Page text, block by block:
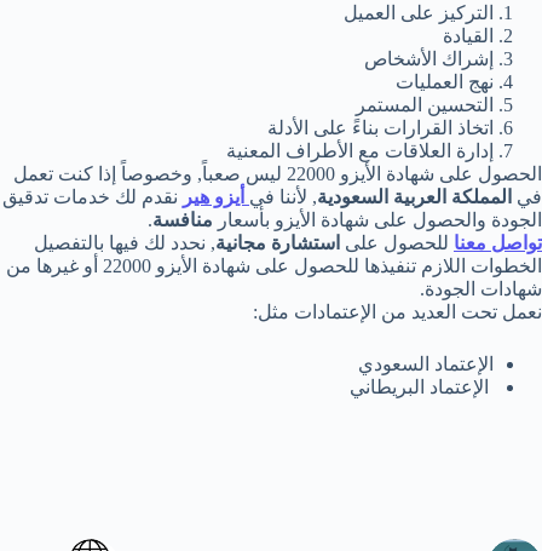
التركيز على العميل
القيادة
إشراك الأشخاص
نهج العمليات
التحسين المستمر
اتخاذ القرارات بناءً على الأدلة
إدارة العلاقات مع الأطراف المعنية
الحصول على شهادة الأيزو 22000 ليس صعباً, وخصوصاً إذا كنت تعمل
في المملكة العربية السعودية, لأننا في أيزو هير نقدم لك خدمات تدقيق
الجودة والحصول على شهادة الأيزو بأسعار منافسة.
تواصل معنا للحصول على استشارة مجانية, نحدد لك فيها بالتفصيل
الخطوات اللازم تنفيذها للحصول على شهادة الأيزو 22000 أو غيرها من
شهادات الجودة.
نعمل تحت العديد من الإعتمادات مثل:
الإعتماد السعودي
الإعتماد البريطاني